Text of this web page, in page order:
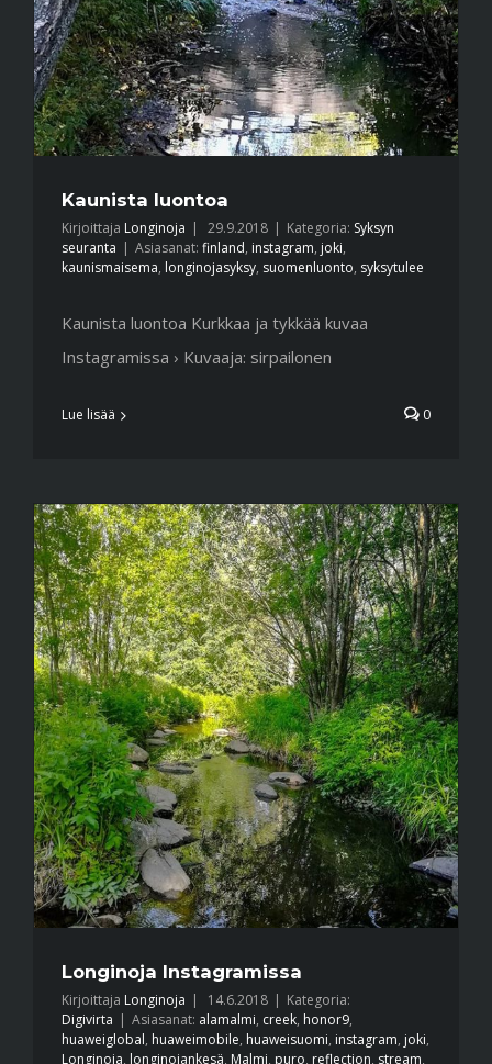
Kaunista luontoa
Kirjoittaja Longinoja 29.9.2018 Kategoria: Syksyn
seuranta
Asiasanat: finland, instagram, joki,
kaunismaisema, longinojasyksy, suomenluonto, syksytulee
Kaunista luontoa Kurkkaa ja tykkää kuvaa
Instagramissa › Kuvaaja: sirpailonen
Lue lisää 0
Longinoja Instagramissa
Kirjoittaja Longinoja 14.6.2018
Kategoria:
Digivirta
Asiasanat: alamalmi, creek, honor9,
huaweiglobal, huaweimobile, huaweisuomi, instagram, joki,
Longinoja, longinojankesä, Malmi, puro, reflection, stream,